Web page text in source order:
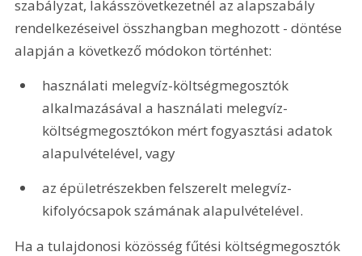
szabályzat, lakásszövetkezetnél az alapszabály
rendelkezéseivel összhangban meghozott - döntése
alapján a következő módokon történhet:
használati melegvíz-költségmegosztók
alkalmazásával a használati melegvíz-
költségmegosztókon mért fogyasztási adatok
alapulvételével, vagy
az épületrészekben felszerelt melegvíz-
kifolyócsapok számának alapulvételével.
Ha a tulajdonosi közösség fűtési költségmegosztók